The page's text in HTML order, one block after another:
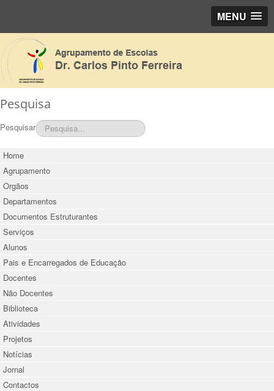
MENU
Pesquisa
Pesquisar
Home
Agrupamento
Orgãos
Departamentos
Documentos Estruturantes
Serviços
Alunos
Pais e Encarregados de Educação
Docentes
Não Docentes
Biblioteca
Atividades
Projetos
Notícias
Jornal
Contactos